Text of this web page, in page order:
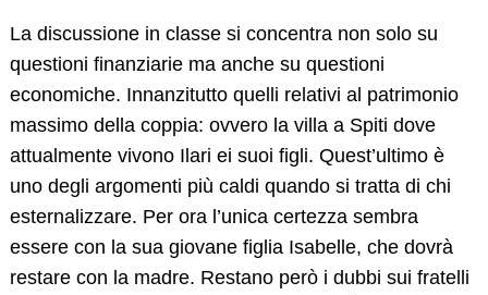
La discussione in classe si concentra non solo su
questioni finanziarie ma anche su questioni
economiche. Innanzitutto quelli relativi al patrimonio
massimo della coppia: ovvero la villa a Spiti dove
attualmente vivono Ilari ei suoi figli. Quest’ultimo è
uno degli argomenti più caldi quando si tratta di chi
esternalizzare. Per ora l’unica certezza sembra
essere con la sua giovane figlia Isabelle, che dovrà
restare con la madre. Restano però i dubbi sui fratelli